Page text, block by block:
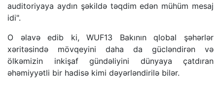
auditoriyaya aydın şəkildə təqdim edən mühüm mesaj
idi".
O əlavə edib ki, WUF13 Bakının qlobal şəhərlər
xəritəsində mövqeyini daha da gücləndirən və
ölkəmizin inkişaf gündəliyini dünyaya çatdıran
əhəmiyyətli bir hadisə kimi dəyərləndirilə bilər.